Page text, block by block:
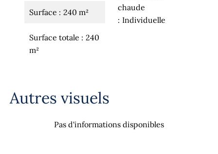
Surface 240 m²
Surface totale
240
m²
chaude
Individuelle
Autres visuels
Pas d'informations disponibles